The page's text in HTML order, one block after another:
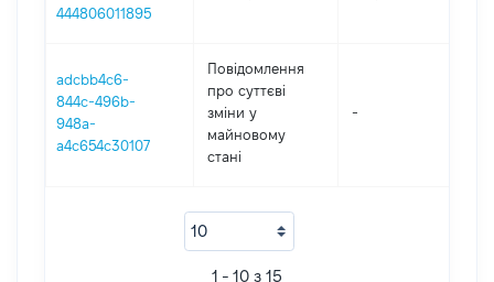
444806011895
adcbb4c6-
844c-496b-
948a-
a4c654c30107
Повідомлення
про суттєві
зміни y
майновому
стані
-
1 - 10 з 15